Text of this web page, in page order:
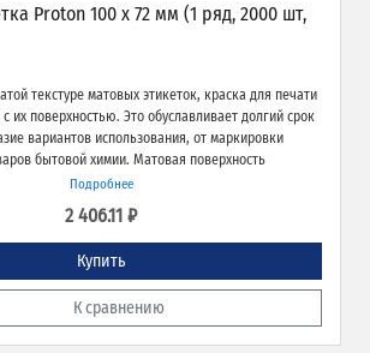
Proton 100 х 72 мм (1 ряд, 2000 шт,
текстуре матовых этикеток, краска для печати
их поверхностью. Это обуславливает долгий срок
вариантов использования, от маркировки
бытовой химии. Матовая поверхность
качество печати и широкие возможности
Подробнее
2 406.11 ₽
Купить
К сравнению